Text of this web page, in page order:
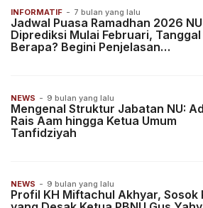
INFORMATIF - 7 bulan yang lalu
Jadwal Puasa Ramadhan 2026 NU
Diprediksi Mulai Februari, Tanggal
Berapa? Begini Penjelasan
NEWS - 9 bulan yang lalu
Mengenal Struktur Jabatan NU:
Rais Aam hingga Ketua Umum
Tanfidziyah
NEWS - 9 bulan yang lalu
Profil KH Miftachul Akhyar, Sosok